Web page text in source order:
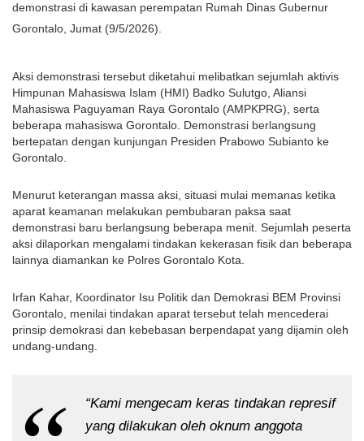
demonstrasi di kawasan perempatan Rumah Dinas Gubernur
Gorontalo, Jumat (9/5/2026).
Aksi demonstrasi tersebut diketahui melibatkan sejumlah aktivis
Himpunan Mahasiswa Islam (HMI) Badko Sulutgo, Aliansi
Mahasiswa Paguyaman Raya Gorontalo (AMPKPRG), serta
beberapa mahasiswa Gorontalo. Demonstrasi berlangsung
bertepatan dengan kunjungan Presiden Prabowo Subianto ke
Gorontalo.
Menurut keterangan massa aksi, situasi mulai memanas ketika
aparat keamanan melakukan pembubaran paksa saat
demonstrasi baru berlangsung beberapa menit. Sejumlah peserta
aksi dilaporkan mengalami tindakan kekerasan fisik dan beberapa
lainnya diamankan ke Polres Gorontalo Kota.
Irfan Kahar, Koordinator Isu Politik dan Demokrasi BEM Provinsi
Gorontalo, menilai tindakan aparat tersebut telah mencederai
prinsip demokrasi dan kebebasan berpendapat yang dijamin oleh
undang-undang.
“Kami mengecam keras tindakan represif
yang dilakukan oleh oknum anggota